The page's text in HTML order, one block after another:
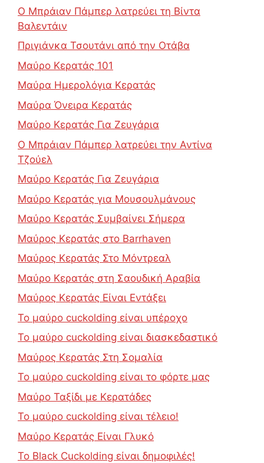
Ο Μπράιαν Πάμπερ λατρεύει τη Βίντα
Βαλεντάιν
Πριγιάνκα Τσουτάνι από την Οτάβα
Μαύρο Κερατάς 101
Μαύρα Ημερολόγια Κερατάς
Μαύρα Όνειρα Κερατάς
Μαύρο Κερατάς Για Ζευγάρια
Ο Μπράιαν Πάμπερ λατρεύει την Αντίνα
Τζούελ
Μαύρο Κερατάς Για Ζευγάρια
Μαύρο Κερατάς για Μουσουλμάνους
Μαύρο Κερατάς Συμβαίνει Σήμερα
Μαύρος Κερατάς στο Barrhaven
Μαύρος Κερατάς Στο Μόντρεαλ
Μαύρο Κερατάς στη Σαουδική Αραβία
Μαύρος Κερατάς Είναι Εντάξει
Το μαύρο cuckolding είναι υπέροχο
Το μαύρο cuckolding είναι διασκεδαστικό
Μαύρος Κερατάς Στη Σομαλία
Το μαύρο cuckolding είναι το φόρτε μας
Μαύρο Ταξίδι με Κερατάδες
Το μαύρο cuckolding είναι τέλειο!
Μαύρο Κερατάς Είναι Γλυκό
Το Black Cuckolding είναι δημοφιλές!